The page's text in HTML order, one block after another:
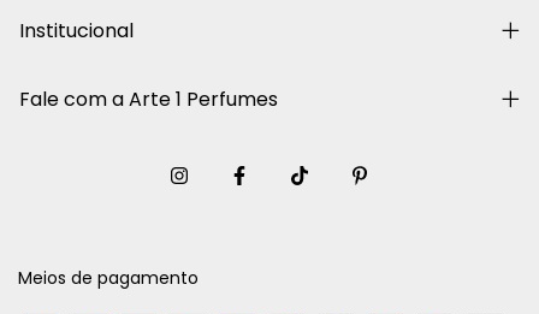
Institucional
Fale com a Arte 1 Perfumes
Meios de pagamento